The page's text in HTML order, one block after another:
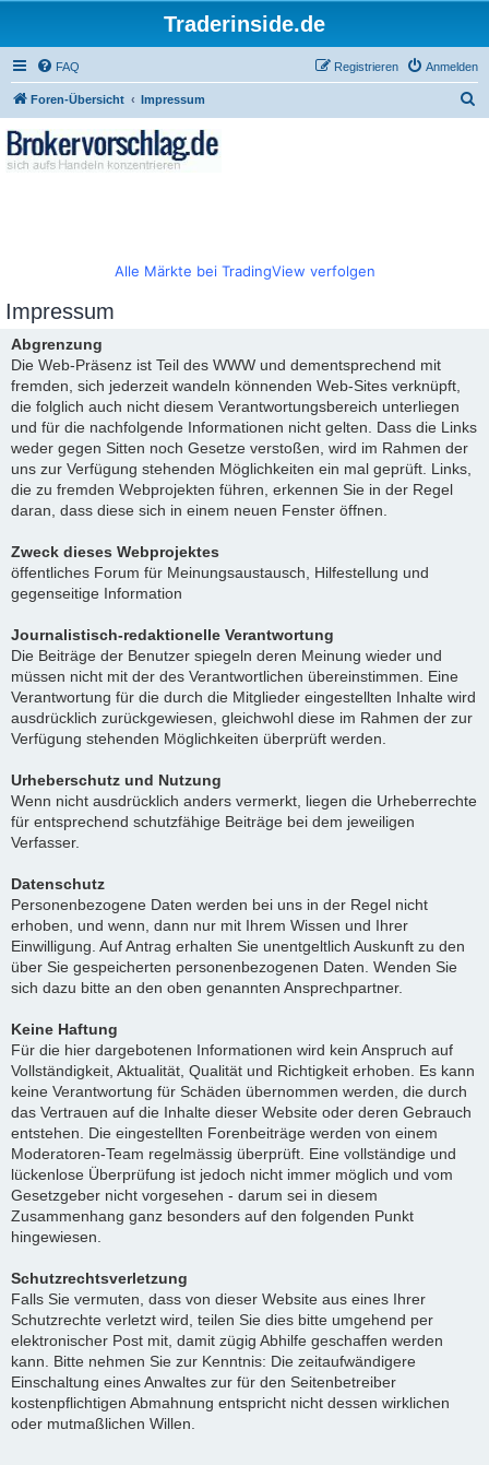
Traderinside.de
FAQ Anmelden
Registrieren
Foren-Übersicht Impressum
Alle Märkte bei TradingView verfolgen
Impressum
Abgrenzung
Die Web-Präsenz ist Teil des WWW und dementsprechend mit
fremden, sich jederzeit wandeln könnenden Web-Sites verknüpft,
die folglich auch nicht diesem Verantwortungsbereich unterliegen
und für die nachfolgende Informationen nicht gelten. Dass die Links
weder gegen Sitten noch Gesetze verstoßen, wird im Rahmen der
uns zur Verfügung stehenden Möglichkeiten ein mal geprüft. Links,
die zu fremden Webprojekten führen, erkennen Sie in der Regel
daran, dass diese sich in einem neuen Fenster öffnen.
Zweck dieses Webprojektes
öffentliches Forum für Meinungsaustausch, Hilfestellung und
gegenseitige Information
Journalistisch-redaktionelle Verantwortung
Die Beiträge der Benutzer spiegeln deren Meinung wieder und
müssen nicht mit der des Verantwortlichen übereinstimmen. Eine
Verantwortung für die durch die Mitglieder eingestellten Inhalte wird
ausdrücklich zurückgewiesen, gleichwohl diese im Rahmen der zur
Verfügung stehenden Möglichkeiten überprüft werden.
Urheberschutz und Nutzung
Wenn nicht ausdrücklich anders vermerkt, liegen die Urheberrechte
für entsprechend schutzfähige Beiträge bei dem jeweiligen
Verfasser.
Datenschutz
Personenbezogene Daten werden bei uns in der Regel nicht
erhoben, und wenn, dann nur mit Ihrem Wissen und Ihrer
Einwilligung. Auf Antrag erhalten Sie unentgeltlich Auskunft zu den
über Sie gespeicherten personenbezogenen Daten. Wenden Sie
sich dazu bitte an den oben genannten Ansprechpartner.
Keine Haftung
Für die hier dargebotenen Informationen wird kein Anspruch auf
Vollständigkeit, Aktualität, Qualität und Richtigkeit erhoben. Es kann
keine Verantwortung für Schäden übernommen werden, die durch
das Vertrauen auf die Inhalte dieser Website oder deren Gebrauch
entstehen. Die eingestellten Forenbeiträge werden von einem
Moderatoren-Team regelmässig überprüft. Eine vollständige und
lückenlose Überprüfung ist jedoch nicht immer möglich und vom
Gesetzgeber nicht vorgesehen - darum sei in diesem
Zusammenhang ganz besonders auf den folgenden Punkt
hingewiesen.
Schutzrechtsverletzung
Falls Sie vermuten, dass von dieser Website aus eines Ihrer
Schutzrechte verletzt wird, teilen Sie dies bitte umgehend per
elektronischer Post mit, damit zügig Abhilfe geschaffen werden
kann. Bitte nehmen Sie zur Kenntnis: Die zeitaufwändigere
Einschaltung eines Anwaltes zur für den Seitenbetreiber
kostenpflichtigen Abmahnung entspricht nicht dessen wirklichen
oder mutmaßlichen Willen.